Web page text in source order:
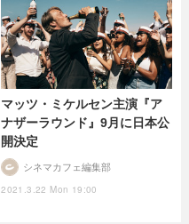
マッツ・ミケルセン主演『ア
ナザーラウンド』9月に日本公
開決定
2021.3.22 Mon 19:00
シネマカフェ編集部